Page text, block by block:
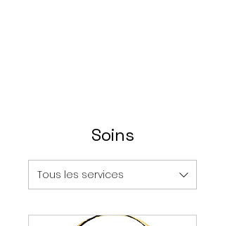
Soins
Tous les services